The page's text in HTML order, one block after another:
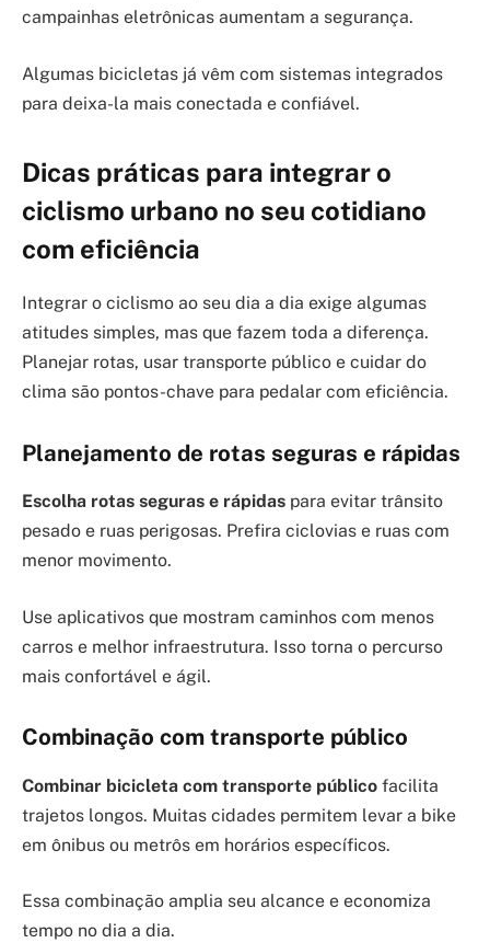
campainhas eletrônicas aumentam a segurança.
Algumas bicicletas já vêm com sistemas integrados
para deixa-la mais conectada e confiável.
Dicas práticas para integrar o
ciclismo urbano no seu cotidiano
com eficiência
Integrar o ciclismo ao seu dia a dia exige algumas
atitudes simples, mas que fazem toda a diferença.
Planejar rotas, usar transporte público e cuidar do
clima são pontos-chave para pedalar com eficiência.
Planejamento de rotas seguras e rápidas
Escolha rotas seguras e rápidas para evitar trânsito
pesado e ruas perigosas. Prefira ciclovias e ruas com
menor movimento.
Use aplicativos que mostram caminhos com menos
carros e melhor infraestrutura. Isso torna o percurso
mais confortável e ágil.
Combinação com transporte público
Combinar bicicleta com transporte público facilita
trajetos longos. Muitas cidades permitem levar a bike
em ônibus ou metrôs em horários específicos.
Essa combinação amplia seu alcance e economiza
tempo no dia a dia.